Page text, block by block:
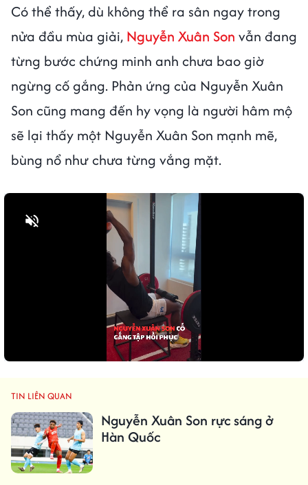
Có thể thấy, dù không thể ra sân ngay trong
nửa đầu mùa giải, Nguyễn Xuân Son vẫn đang
từng bước chứng minh anh chưa bao giờ
ngừng cố gắng. Phản ứng của Nguyễn Xuân
Son cũng mang đến hy vọng là người hâm mộ
sẽ lại thấy một Nguyễn Xuân Son mạnh mẽ,
bùng nổ như chưa từng vắng mặt.
TIN LIÊN QUAN
Nguyễn Xuân Son rực sáng ở
Hàn Quốc